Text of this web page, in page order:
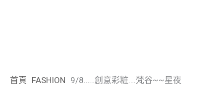
首頁 FASHION 9/8……創意彩粧….梵谷~~星夜